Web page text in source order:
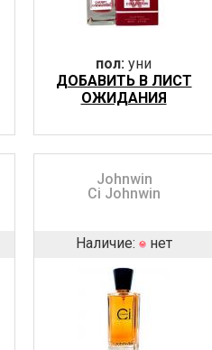
пол: уни
ДОБАВИТЬ В ЛИСТ
ОЖИДАНИЯ
Johnwin
Ci Johnwin
Наличие: нет